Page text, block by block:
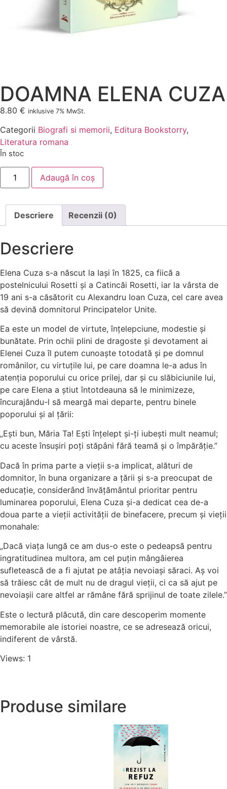
DOAMNA ELENA CUZA
8.80 € inklusive 7% MwSt.
Categorii Biografi si memorii, Editura Bookstorry,
Literatura romana
În stoc
Adaugă în coș
Descriere Recenzii (0)
Descriere
Elena Cuza s-a născut la Iași în 1825, ca fiică a
postelnicului Rosetti și a Catincăi Rosetti, iar la vârsta de
19 ani s-a căsătorit cu Alexandru Ioan Cuza, cel care avea
să devină domnitorul Principatelor Unite.
Ea este un model de virtute, înțelepciune, modestie și
bunătate. Prin ochii plini de dragoste și devotament ai
Elenei Cuza îl putem cunoaște totodată și pe domnul
românilor, cu virtuțile lui, pe care doamna le-a adus în
atenția poporului cu orice prilej, dar și cu slăbiciunile lui,
pe care Elena a știut întotdeauna să le minimizeze,
încurajându-l să meargă mai departe, pentru binele
poporului și al țării:
„Ești bun, Măria Ta! Ești înțelept și-ți iubești mult neamul;
cu aceste însușiri poți stăpâni fără teamă și o împărăție.”
Dacă în prima parte a vieții s-a implicat, alături de
domnitor, în buna organizare a țării și s-a preocupat de
educație, considerând învățământul prioritar pentru
luminarea poporului, Elena Cuza și-a dedicat cea de-a
doua parte a vieții activității de binefacere, precum și vieții
monahale:
„Dacă viața lungă ce am dus-o este o pedeapsă pentru
ingratitudinea multora, am cel puțin mângâierea
sufletească de a fi ajutat pe atâția nevoiași săraci. Aș voi
să trăiesc cât de mult nu de dragul vieții, ci ca să ajut pe
nevoiașii care altfel ar rămâne fără sprijinul de toate zilele.”
Este o lectură plăcută, din care descoperim momente
memorabile ale istoriei noastre, ce se adresează oricui,
indiferent de vârstă.
Views: 1
Produse similare